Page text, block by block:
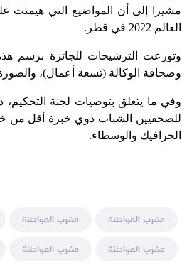
مشيرا إلى أن المواضيع التي هيمنت
العالم 2022 في قطر.
وصحافة الوكالة (تسعة أعمال)،
وفي ما يتعلق بتوصيات لجنة التحكيم،
للصحفيين الشباب ذوي خبرة أقل من
الجرافيك والوسطاء.
مغرب المواطنة مغرب المواطنة
مغرب المواطنة
مغرب المواطنة